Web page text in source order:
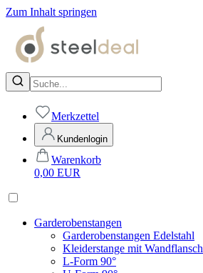
Zum Inhalt springen
Merkzettel
Kundenlogin
Warenkorb
0,00 EUR
Garderobenstangen
Garderobenstangen Edelstahl
Kleiderstange mit Wandflansch
L-Form 90°